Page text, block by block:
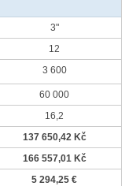
3"
12
3 600
60 000
16,2
137 650,42 Kč
166 557,01 Kč
5 294,25 €